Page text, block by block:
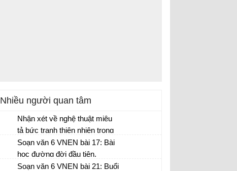
Nhiều người quan tâm
Nhận xét về nghệ thuật miêu
tả bức tranh thiên nhiên trong
văn bản.
Soạn văn 6 VNEN bài 17: Bài
học đường đời đầu tiên.
Soạn văn 6 VNEN bài 21: Buổi